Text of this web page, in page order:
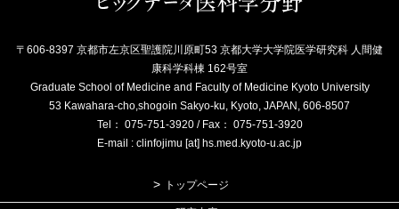
〒606-8397 京都市左京区聖護院川原町53 京都大学大学院医学研究科 人間健
康科学科棟 162号室
Graduate School of Medicine and Faculty of Medicine Kyoto University
53 Kawahara-cho,shogoin Sakyo-ku, Kyoto, JAPAN, 606-8507
Tel： 075-751-3920 / Fax： 075-751-3920
E-mail : clinfojimu [at] hs.med.kyoto-u.ac.jp
トップページ